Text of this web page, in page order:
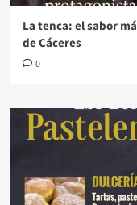
La tenca: el sabor
de Cáceres
0